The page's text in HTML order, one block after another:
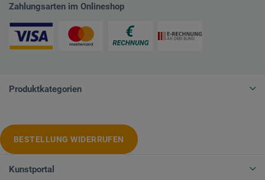
Zahlungsarten im Onlineshop
Produktkategorien
BESTELLUNG WIDERRUFEN
Kunstportal